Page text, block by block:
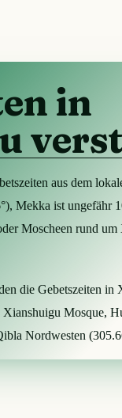
in
aus dem
Mekka ist ungefähr
Moscheen rund
die Gebetszeiten
Xianshuigu Mosque,
Nordwesten